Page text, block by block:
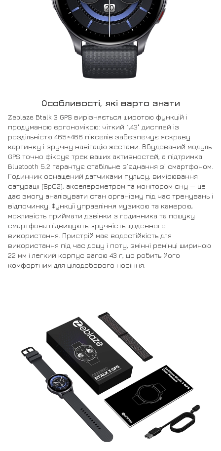
Особливості, які варто знати
Zeblaze Btalk 3 GPS вирізняється широтою функцій і
продуманою ергономікою: чіткий 1,43" дисплей із
роздільністю 465×466 пікселів забезпечує яскраву
картинку і зручну навігацію жестами. Вбудований модуль
GPS точно фіксує трек ваших активностей, а підтримка
Bluetooth 5.2 гарантує стабільне з’єднання зі смартфоном.
Годинник оснащений датчиками пульсу, вимірювання
сатурації (SpO2), акселерометром та монітором сну — це
дає змогу аналізувати стан організму під час тренувань і
відпочинку. Функції управління музикою та камерою,
можливість приймати дзвінки з годинника та пошуку
смартфона підвищують зручність щоденного
використання. Пристрій має водостійкість для
використання під час дощу і поту, змінні ремінці шириною
22 мм і легкий корпус вагою 43 г, що робить його
комфортним для цілодобового носіння.